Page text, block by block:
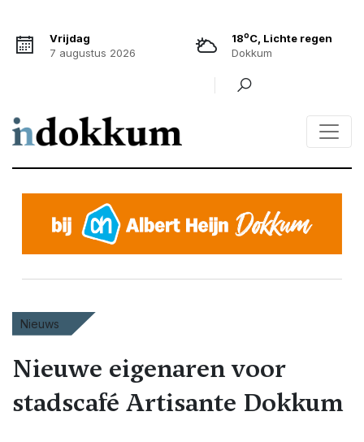
Vrijdag
7 augustus 2026
18oC, Lichte regen
Dokkum
Nieuws
Nieuwe eigenaren voor
stadscafé Artisante Dokkum